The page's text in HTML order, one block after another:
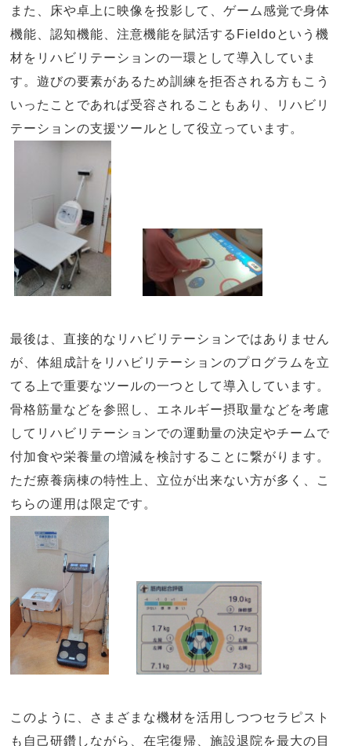
また、床や卓上に映像を投影して、ゲーム感覚で身体
機能、認知機能、注意機能を賦活する Fieldoという機
材をリハビリテーションの一環として導入していま
す。遊びの要素があるため訓練を拒否される方もこう
いったことであれば受容されることもあり、リハビリ
テーションの支援ツールとして役立っています。
最後は、直接的なリハビリテーションではありません
が、体組成計をリハビリテーションのプログラムを立
てる上で重要なツールの一つとして導入しています。
骨格筋量などを参照し、エネルギー摂取量などを考慮
してリハビリテーションでの運動量の決定やチームで
付加食や栄養量の増減を検討することに繋がります。
ただ療養病棟の特性上、立位が出来ない方が多く、こ
ちらの運用は限定です。
このように、さまざまな機材を活用しつつセラピスト
も自己研鑽しながら、在宅復帰、施設退院を最大の目